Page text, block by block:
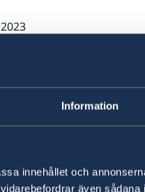
Information
innehållet och
även
stängd